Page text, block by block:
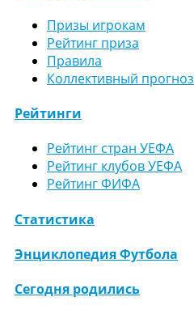
Призы игрокам
Рейтинг приза
Правила
Коллективный прогноз
Рейтинги
Рейтинг стран УЕФА
Рейтинг клубов УЕФА
Рейтинг ФИФА
Статистика
Энциклопедия Футбола
Сегодня родились